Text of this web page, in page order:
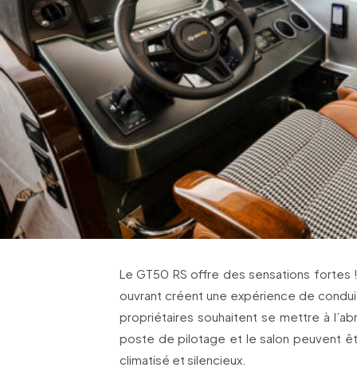
Le GT50 RS offre des sensations
ouvrant créent une expérience de
propriétaires souhaitent se mettre à
poste de pilotage et le salon peuvent
climatisé et silencieux.